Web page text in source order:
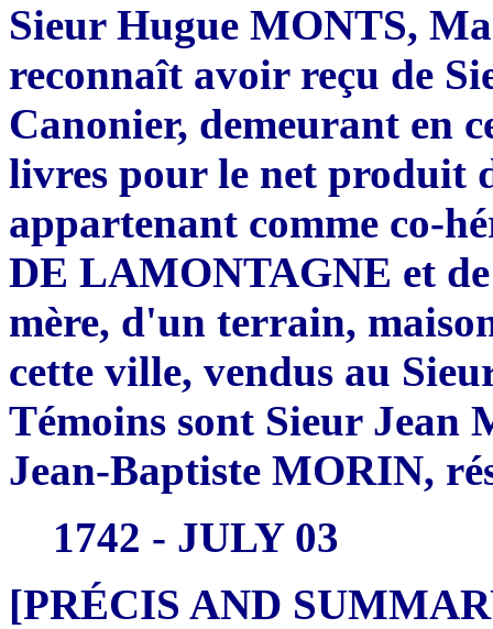
Sieur Hugue MONTS,
reconnaît avoir reçu de
Canonier, demeurant en
livres pour le net produit
appartenant comme co-
DE LAMONTAGNE et
mère, d'un terrain,
cette ville, vendus au
Témoins sont Sieur
Jean-Baptiste MORIN,
1742 - JULY 03
[PRÉCIS AND